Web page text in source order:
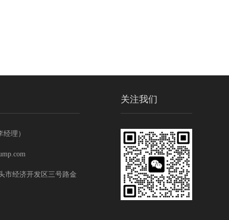
理）
市经济开发区三号路金
关注我们